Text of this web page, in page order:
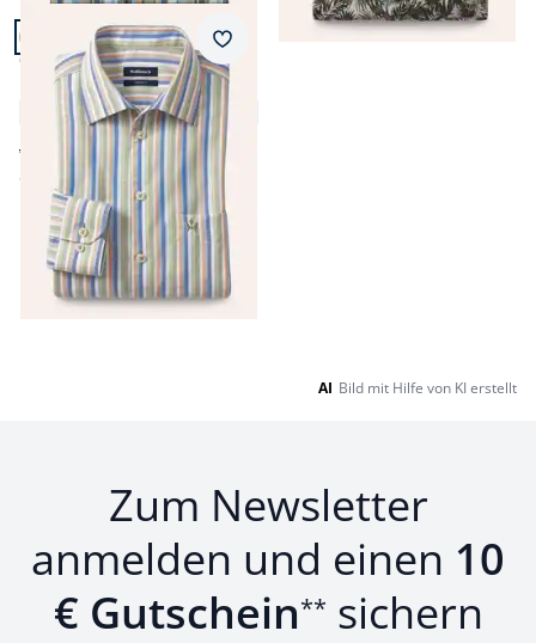
Artikel 21 von 21.
Passform Comfort Fit.
Comfort Fit
Extraglatt-Hemd Tropical
5,0 (4)
ab € 69,99
ab € 34,99
Merkzettel
Seite 1 geladen. Zeige Produkte 1 bis 21 von 21.
AI Bild mit Hilfe von KI erstellt
Zum Newsletter
anmelden und einen 10
€ Gutschein** sichern